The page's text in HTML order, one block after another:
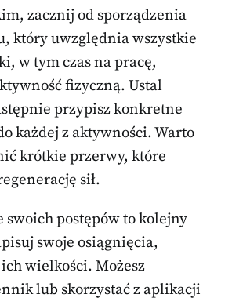
zacznij od sporządzenia
który uwzględnia wszystkie
w tym czas na pracę,
fizyczną. Ustal
przypisz konkretne
każdej z aktywności. Warto
krótkie przerwy, które
sił.
postępów to kolejny
swoje osiągnięcia,
wielkości. Możesz
lub skorzystać z aplikacji